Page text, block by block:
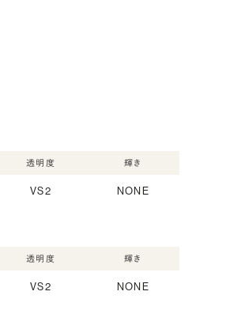
透明度
VS2
輝き
NONE
透明度
VS2
輝き
NONE